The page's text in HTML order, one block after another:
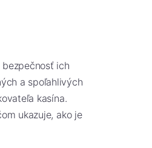
ich
a spoľahlivých
kasína.
ukazuje, ako je